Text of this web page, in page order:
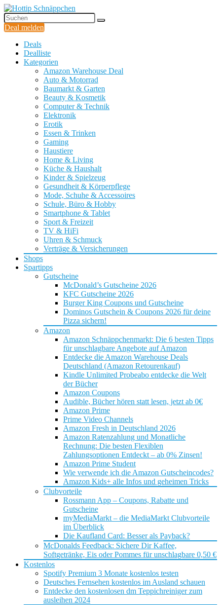
Deal melden
Deals
Dealliste
Kategorien
Amazon Warehouse Deal
Auto & Motorrad
Baumarkt & Garten
Beauty & Kosmetik
Computer & Technik
Elektronik
Erotik
Essen & Trinken
Gaming
Haustiere
Home & Living
Küche & Haushalt
Kinder & Spielzeug
Gesundheit & Körperpflege
Mode, Schuhe & Accessoires
Schule, Büro & Hobby
Smartphone & Tablet
Sport & Freizeit
TV & HiFi
Uhren & Schmuck
Verträge & Versicherungen
Shops
Spartipps
Gutscheine
McDonald’s Gutscheine 2026
KFC Gutscheine 2026
Burger King Coupons und Gutscheine
Dominos Gutschein & Coupons 2026 für deine
Pizza sichern!
Amazon
Amazon Schnäppchenmarkt: Die 6 besten Tipps
für unschlagbare Angebote auf Amazon
Entdecke die Amazon Warehouse Deals
Deutschland (Amazon Retourenkauf)
Kindle Unlimited Probeabo entdecke die Welt
der Bücher
Amazon Coupons
Audible, Bücher hören statt lesen, jetzt ab 0€
Amazon Prime
Prime Video Channels
Amazon Fresh in Deutschland 2026
Amazon Ratenzahlung und Monatliche
Rechnung: Die besten Flexiblen
Zahlungsoptionen Entdeckt – ab 0% Zinsen!
Amazon Prime Student
Wie verwende ich die Amazon Gutscheincodes?
Amazon Kids+ alle Infos und geheimen Tricks
Clubvorteile
Rossmann App – Coupons, Rabatte und
Gutscheine
myMediaMarkt – die MediaMarkt Clubvorteile
im Überblick
Die Kaufland Card: Besser als Payback?
McDonalds Feedback: Sichere Dir Kaffee,
Softgetränke, Eis oder Pommes für unschlagbare 0,50 €
Kostenlos
Spotify Premium 3 Monate kostenlos testen
Deutsches Fernsehen kostenlos im Ausland schauen
Entdecke den kostenlosen dm Teppichreiniger zum
ausleihen 2024